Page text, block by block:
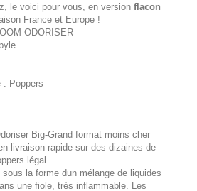
le voici pour vous, en version flacon
France et Europe !
ODORISER
: Poppers
Big-Grand format moins cher
livraison rapide sur des dizaines de
légal.
la forme dun mélange de liquides
une fiole, très inflammable. Les